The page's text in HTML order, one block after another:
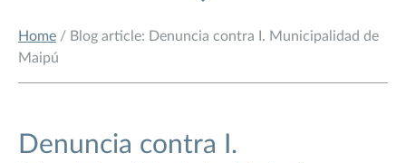
Home / Blog article: Denuncia contra I. Municipalidad de
Maipú
Denuncia contra I.